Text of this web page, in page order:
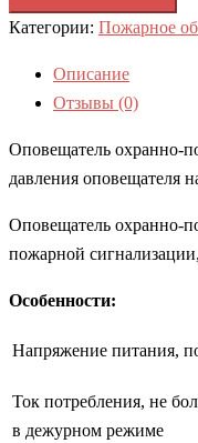
Категории: Пожарное
Описание
Отзывы (0)
Оповещатель охранно-
давления оповещателя
Оповещатель охранно-
пожарной
Особенности:
Напряжение питания,
Ток потребления, не
в дежурном режиме